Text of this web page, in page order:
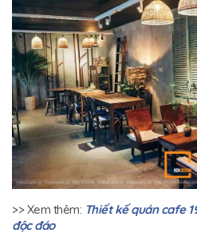
>> Xem thêm: Thiết kế quán cafe
độc đáo